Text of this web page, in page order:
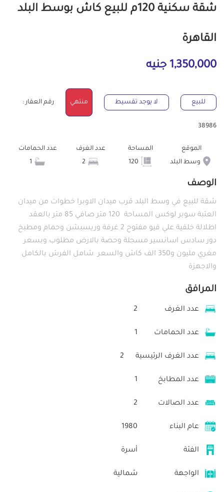
شقة سكنية 120م للبيع كاش بوسط البلد
القاهرة
1,350,000 جنيه
للبيع لا يوجد تقسيط منتهي رقم العقار :
38986
الموقع
وسط البلد
المساحة
عدد الغرف
عدد الحمامات
الوصف
شقة للبيع في وسط البلد قرب ميدان الاوبرا خطوات من ميدان
العتبة سوبر لوكس المساحة 120 متر صافي 85 متر بالعقد
اطلالة خلفية علي فيو مفتوح 2 غرفة وريسبشن وحمام ومطبخ
دور سادس اسانسير مسجلة وحصة بالارض مطلوب وبسعر
مغري مليون و350 الف كاش والسعر شامل الفرش بالكامل
والاجهزة
المرافق
عدد الغرف 2
عدد الحمامات 1
عدد الغرف الرئيسية 2
عدد المطابخ 1
عدد الصالات 2
عام البناء 1980
الفئة أسرة
الواجهة شمالية